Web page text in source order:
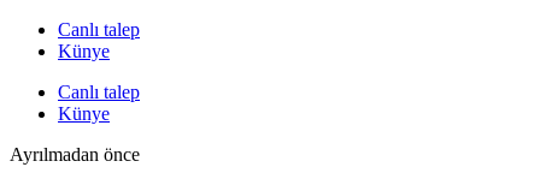
Canlı talep
Künye
Canlı talep
Künye
Ayrılmadan önce